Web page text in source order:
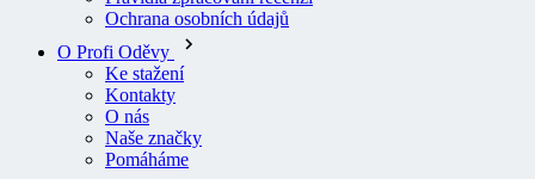
O Profi Oděvy
Ke stažení
Kontakty
O nás
Naše značky
Pomáháme
Obchodní zástupci
Pro Slovensko